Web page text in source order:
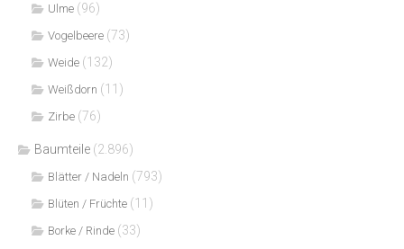
Ulme (96)
Vogelbeere (73)
Weide (132)
Weißdorn (11)
Zirbe (76)
Baumteile (2.896)
Blätter / Nadeln (793)
Blüten / Früchte (11)
Borke / Rinde (33)